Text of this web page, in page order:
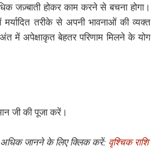
जज़्बाती होकर काम करने से बचना होगा।
तरीके से अपनी भावनाओं की व्यक्त
में अपेक्षाकृत बेहतर परिणाम मिलने के योग
जी की पूजा करें।
अधिक जानने के लिए क्लिक करें: वृश्चिक राशि